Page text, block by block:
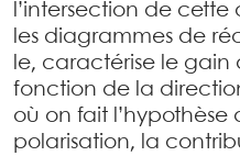
l’intersection de
les diagrammes de
le, caractérise le gain
fonction de la
où on fait l’hypothèse
polarisation, la